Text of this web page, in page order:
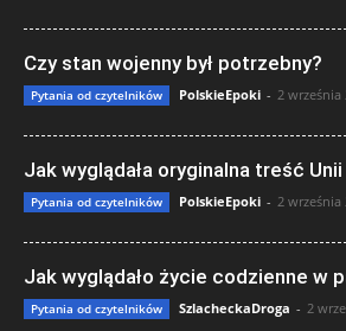
Czy stan wojenny był potrzebny?
Pytania od czytelników PolskieEpoki - 2 września
Jak wyglądała oryginalna treść
Pytania od czytelników PolskieEpoki - 2 września
Jak wyglądało życie codzienne w
Pytania od czytelników SzlacheckaDroga - 2